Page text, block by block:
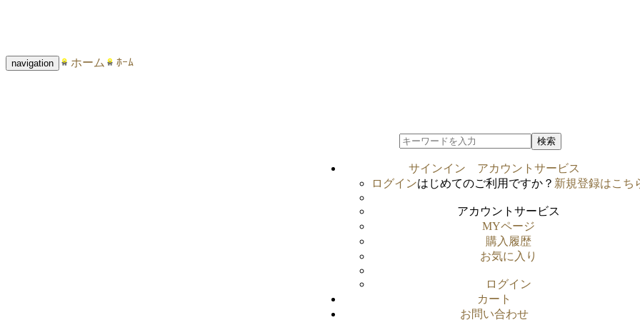
navigation ホーム ﾎｰﾑ
検索
サインイン
アカウントサービス
ログインはじめてのご利用ですか？ 新規登録はこち
アカウントサービス
MYページ
購入履歴
お気に入り
ログイン
カート
お問い合わせ